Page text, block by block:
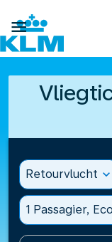

Retourvlucht expand_more
1 Passagier,